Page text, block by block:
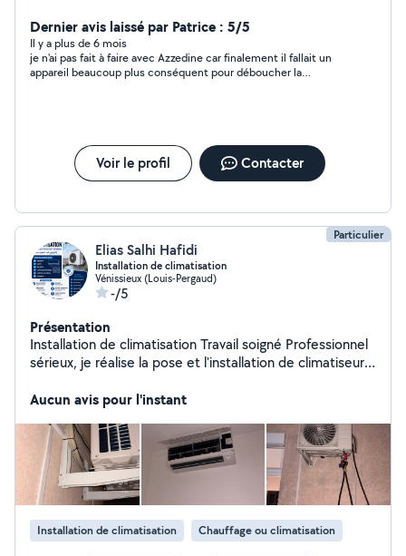
également assurer du bricolage , placard,électricité ,
plomberie ...
Dernier avis laissé par Patrice : 5/5
Il y a plus de 6 mois
je n'ai pas fait à faire avec Azzedine car finalement il fallait un
appareil beaucoup plus conséquent pour déboucher la
Voir le profil Contacter
Particulier
Elias Salhi Hafidi
Installation de climatisation
Vénissieux (Louis-Pergaud)
-/5
Présentation
Installation de climatisation Travail soigné Professionnel
sérieux, je réalise la pose et l'installation de climatiseurs
monosplit et multisplit, mise en place des unités
et finitions soignées. Travail propre et de qualité
Respect des délais Conseils personnalisés devis gratuit
Aucun avis pour l'instant
Installation de climatisation Chauffage ou climatisation